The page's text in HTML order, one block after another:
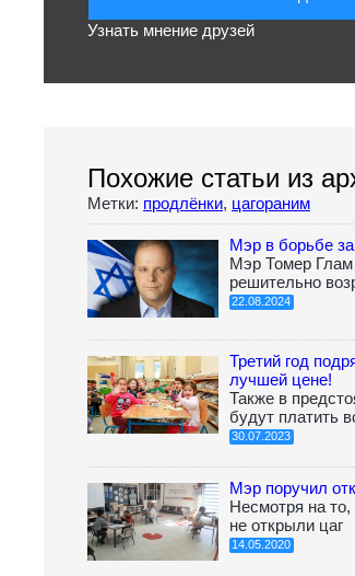
Узнать мнение друзей
Похожие статьи из
Метки: продлёнки, цагораним
Мэр в борьбе
Мэр Томер
решительно
22.08.2024
Третий год
лучшей цене!
Также в
будут платить
30.07.2023
Мэр поручил
Несмотря на
не открыли цаг
14.05.2020